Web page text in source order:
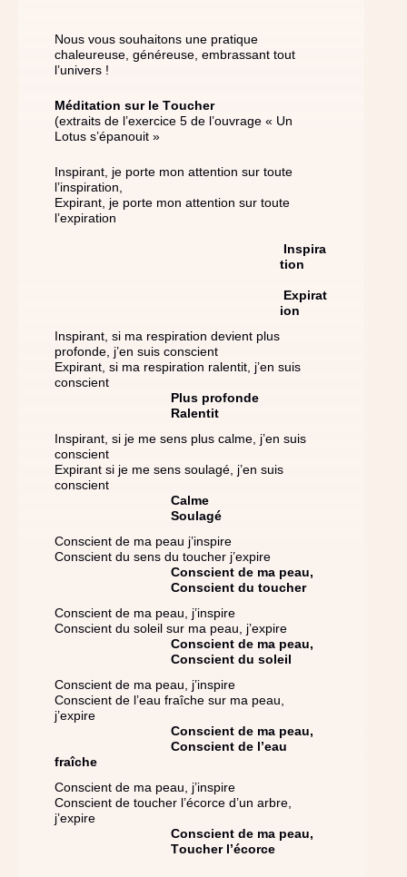
Nous vous souhaitons une pratique
chaleureuse, généreuse, embrassant tout
l’univers !
Méditation sur le Toucher
(extraits de l’exercice 5 de l’ouvrage « Un
Lotus s’épanouit »
Inspirant, je porte mon attention sur toute
l’inspiration,
Expirant, je porte mon attention sur toute
l’expiration
Inspira
tion
Expirat
ion
Inspirant, si ma respiration devient plus
profonde, j’en suis conscient
Expirant, si ma respiration ralentit, j’en suis
conscient
Plus profonde
Ralentit
Inspirant, si je me sens plus calme, j’en suis
conscient
Expirant si je me sens soulagé, j’en suis
conscient
Calme
Soulagé
Conscient de ma peau j’inspire
Conscient du sens du toucher j’expire
Conscient de ma peau,
Conscient du toucher
Conscient de ma peau, j’inspire
Conscient du soleil sur ma peau, j’expire
Conscient de ma peau,
Conscient du soleil
Conscient de ma peau, j’inspire
Conscient de l’eau fraîche sur ma peau,
j’expire
Conscient de ma peau,
Conscient de l’eau
fraîche
Conscient de ma peau, j’inspire
Conscient de toucher l’écorce d’un arbre,
j’expire
Conscient de ma peau,
Toucher l’écorce